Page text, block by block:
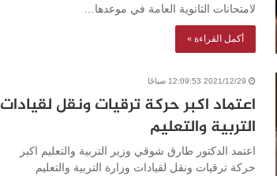
لامتحانات الثانوية العامة في موعدها…
أكمل القراءة »
2021/12/29 12:09:53 صباحًا
اعتماد اكبر حركة ترقيات ونقل لقيادات
التربية والتعليم
اعتمد الدكتور طارق شوقي وزير التربية والتعليم اكبر
حركة ترقيات ونقل لقيادات وزارة التربية والتعليم